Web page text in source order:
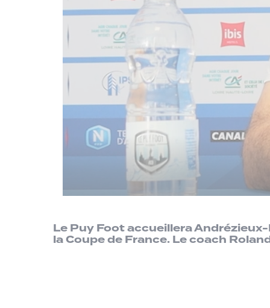
Le Puy Foot accueillera
la Coupe de France. Le coach